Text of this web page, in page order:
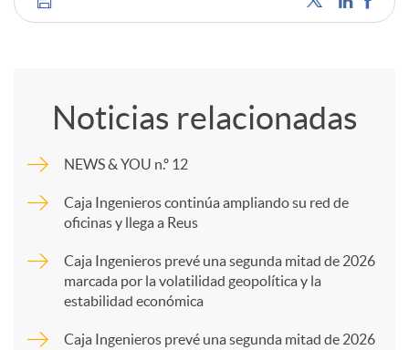
C
m
p
a
Noticias relacionadas
NEWS & YOU n.º 12
Caja Ingenieros continúa ampliando su red de
oficinas y llega a Reus
Caja Ingenieros prevé una segunda mitad de 2026
marcada por la volatilidad geopolítica y la
estabilidad económica
Caja Ingenieros prevé una segunda mitad de 2026